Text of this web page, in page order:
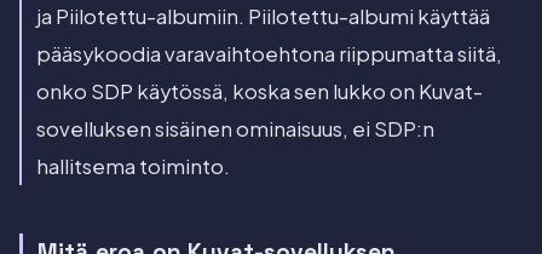
ja Piilotettu-albumiin. Piilotettu-albumi käyttää
pääsykoodia varavaihtoehtona riippumatta siitä,
onko SDP käytössä, koska sen lukko on Kuvat-
sovelluksen sisäinen ominaisuus, ei SDP:n
hallitsema toiminto.